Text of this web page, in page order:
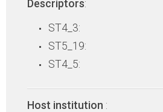
Descriptors:
ST4_3:
ST5_19:
ST4_5:
Host institution :